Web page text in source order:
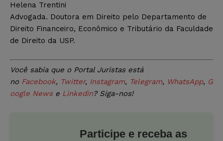
Helena Trentini
Advogada. Doutora em Direito pelo Departamento de
Direito Financeiro, Econômico e Tributário da Faculdade
de Direito da USP.
Você sabia que o Portal Juristas está
no Facebook, Twitter, Instagram, Telegram, WhatsApp, G
oogle Newse Linkedin? Siga-nos!
Participe e receba as